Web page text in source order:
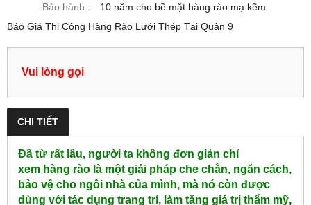
Bảo hành :
10 năm cho bề mặt hàng rào mạ kẽm
Báo Giá Thi Công Hàng Rào Lưới Thép Tại Quận 9
Vui lòng gọi
CHI TIẾT
Đã từ rất lâu, người ta không đơn giản chỉ
xem hàng rào là một giải pháp che chắn, ngăn cách,
bảo vệ cho ngôi nhà của mình, mà nó còn được
dùng với tác dụng trang trí, làm tăng giá trị thẩm mỹ,